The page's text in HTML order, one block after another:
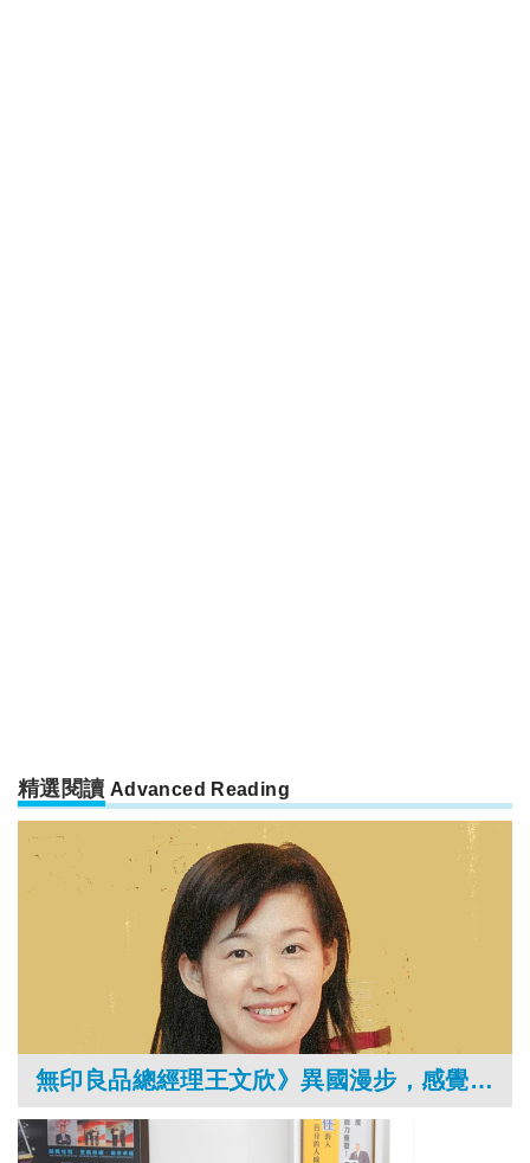
精選閱讀 Advanced Reading
無印良品總經理王文欣》異國漫步，感覺陽光、微風的溫柔